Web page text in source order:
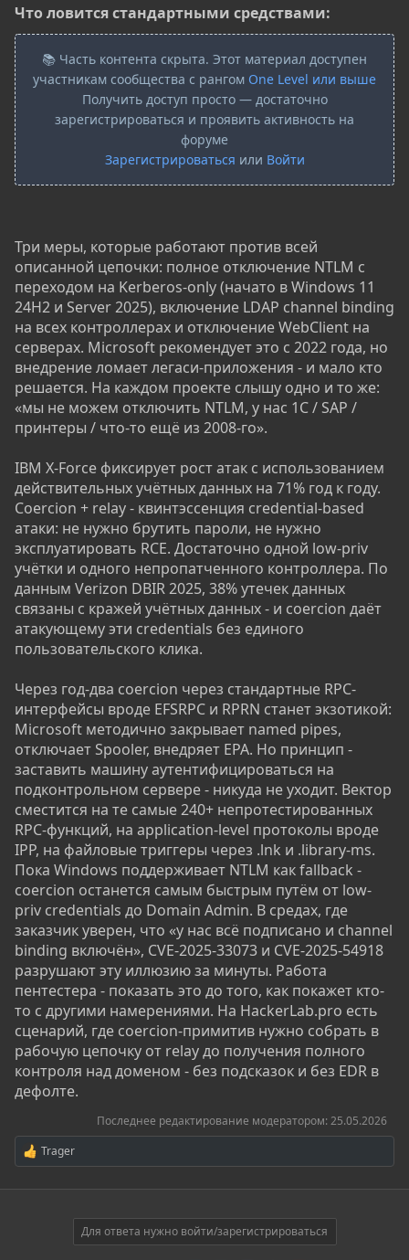
Что ловится стандартными средствами:
📚 Часть контента скрыта. Этот материал доступен
участникам сообщества с рангом One Level или выше
Получить доступ просто — достаточно
зарегистрироваться и проявить активность на
форуме
Зарегистрироваться или Войти
Три меры, которые работают против всей
описанной цепочки: полное отключение NTLM с
переходом на Kerberos-only (начато в Windows 11
24H2 и Server 2025), включение LDAP channel binding
на всех контроллерах и отключение WebClient на
серверах. Microsoft рекомендует это с 2022 года, но
внедрение ломает легаси-приложения - и мало кто
решается. На каждом проекте слышу одно и то же:
«мы не можем отключить NTLM, у нас 1С / SAP /
принтеры / что-то ещё из 2008-го».
IBM X-Force фиксирует рост атак с использованием
действительных учётных данных на 71% год к году.
Coercion + relay - квинтэссенция credential-based
атаки: не нужно брутить пароли, не нужно
эксплуатировать RCE. Достаточно одной low-priv
учётки и одного непропатченного контроллера. По
данным Verizon DBIR 2025, 38% утечек данных
связаны с кражей учётных данных - и coercion даёт
атакующему эти credentials без единого
пользовательского клика.
Через год-два coercion через стандартные RPC-
интерфейсы вроде EFSRPC и RPRN станет экзотикой:
Microsoft методично закрывает named pipes,
отключает Spooler, внедряет EPA. Но принцип -
заставить машину аутентифицироваться на
подконтрольном сервере - никуда не уходит. Вектор
сместится на те самые 240+ непротестированных
RPC-функций, на application-level протоколы вроде
IPP, на файловые триггеры через .lnk и .library-ms.
Пока Windows поддерживает NTLM как fallback -
coercion останется самым быстрым путём от low-
priv credentials до Domain Admin. В средах, где
заказчик уверен, что «у нас всё подписано и channel
binding включён», CVE-2025-33073 и CVE-2025-54918
разрушают эту иллюзию за минуты. Работа
пентестера - показать это до того, как покажет кто-
то с другими намерениями. На HackerLab.pro есть
сценарий, где coercion-примитив нужно собрать в
рабочую цепочку от relay до получения полного
контроля над доменом - без подсказок и без EDR в
дефолте.
Последнее редактирование модератором: 25.05.2026
Р
е
а
Trager
Для ответа нужно войти/зарегистрироваться